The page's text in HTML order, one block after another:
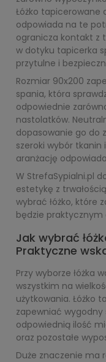
Łóżko tapicerowane
odpowiada na te
ogranicza kontakt z
w dotyku tapicerka
przytulne i
Rozmiar 90x200
spania, która
odpowiednie
nastolatków.
dopasowanie go do
szeroki wybór tkanin
aranżację
W StrefaSypialni.pl
estetykę z
wybrać łóżko, które
będzie
Jak wybrać
Praktyczne
Przy wyborze łóżka
wszystkim na
użytkowania. Łóżko
zapewniać
odpowiednią ilość
oraz pozostałe
Duże znaczenie ma